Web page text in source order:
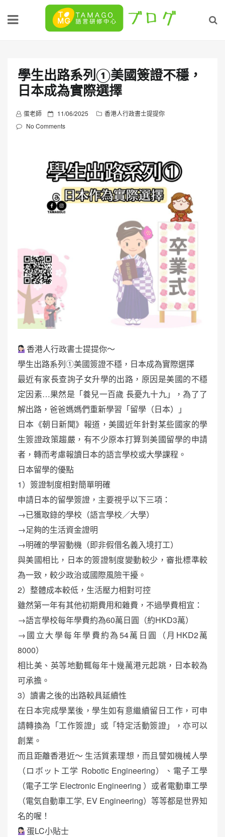
學生出路系列①美國簽證不穩，
日本成為實際選擇
蛋老師
P
o
e
d
o
n
11/06/2025
香港人行政書士提提你
No Comments
香港人行政書士提提你～
學生出路系列①美國簽證不穩，日本成為實際選擇
最近有家長查詢子女升學的出路，原因是美國的不穩
定因素…果然是「養兒一百歲 長憂九十九」，為了了
解出路，爸爸媽媽們重新學習「留學（日本）」
日本《朝日新聞》報道，美國近年針對某些國家的學
生簽證政策趨嚴，有不少原本打算到美國留學的申請
者，轉而考慮報讀日本的語言學校或大學課程。
日本留學的優點
1）簽證制度相對簡單明確
申請日本的留學簽證，主要視乎以下三項：
→已獲取錄的學校（語言學校／大學）
→足夠的生活資金證明
→明確的學習動機（即非假借名義入境打工）
與美國相比，日本的簽證制度變動較少，審批標準較
為一致，較少政治或國際風險干擾。
2）整體成本較低，生活壓力相對可控
雖然第一年有其他初期費用和雜費，不過學費相宜：
→語言學校每年學費約為60萬日圓（約HKD3萬）
→國立大學每年學費約為54萬日圓（月HKD2萬
8000）
相比美、英等地動輒每年十幾萬港元起跳，日本較為
可承擔。
3）讀書之後的出路較具延續性
在日本完成學業後，學生如有意繼續留日工作，可申
請轉換為「工作簽證」或「特定活動簽證」，亦可以
創業。
而且距離香港近～ 生活質素理想，而且譬如機械人學
（ロボット工学 Robotic Engineering）、電子工學
（電子工学 Electronic Engineering ）或者電動車工學
（電気自動車工学, EV Engineering）等等都是世界知
名的喔！
蛋LC小貼士